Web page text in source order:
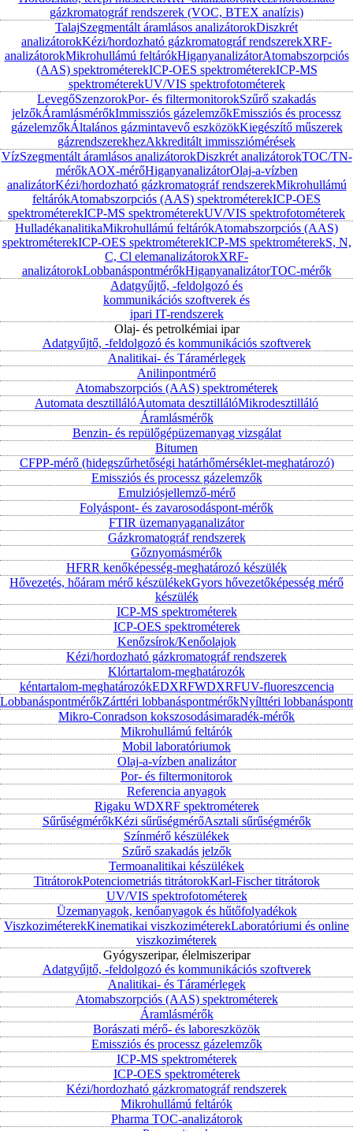
gázkromatográf rendszerek (VOC, BTEX analízis)
TalajSzegmentált áramlásos analizátorokDiszkrét
analizátorokKézi/hordozható gázkromatográf rendszerekXRF-
analizátorokMikrohullámú feltárókHiganyanalizátorAtomabszorpciós
(AAS) spektrométerekICP-OES spektrométerekICP-MS
spektrométerekUV/VIS spektrofotométerek
LevegőSzenzorokPor- és filtermonitorokSzűrő szakadás
jelzőkÁramlásmérőkImmissziós gázelemzőkEmissziós és processz
gázelemzőkÁltalános gázmintavevő eszközökKiegészítő műszerek
gázrendszerekhezAkkreditált immissziómérések
VízSzegmentált áramlásos analizátorokDiszkrét analizátorokTOC/TN-
mérőkAOX-mérőHiganyanalizátorOlaj-a-vízben
analizátorKézi/hordozható gázkromatográf rendszerekMikrohullámú
feltárókAtomabszorpciós (AAS) spektrométerekICP-OES
spektrométerekICP-MS spektrométerekUV/VIS spektrofotométerek
HulladékanalitikaMikrohullámú feltárókAtomabszorpciós (AAS)
spektrométerekICP-OES spektrométerekICP-MS spektrométerekS, N,
C, Cl elemanalizátorokXRF-
analizátorokLobbanáspontmérőkHiganyanalizátorTOC-mérők
Adatgyűjtő, -feldolgozó és
kommunikációs szoftverek és
ipari IT-rendszerek
Olaj- és petrolkémiai ipar
Adatgyűjtő, -feldolgozó és kommunikációs szoftverek
Analitikai- és Táramérlegek
Anilinpontmérő
Atomabszorpciós (AAS) spektrométerek
Automata desztillálóAutomata desztillálóMikrodesztilláló
Áramlásmérők
Benzin- és repülőgépüzemanyag vizsgálat
Bitumen
CFPP-mérő (hidegszűrhetőségi határhőmérséklet-meghatározó)
Emissziós és processz gázelemzők
Emulziósjellemző-mérő
Folyáspont- és zavarosodáspont-mérők
FTIR üzemanyaganalizátor
Gázkromatográf rendszerek
Gőznyomásmérők
HFRR kenőképesség-meghatározó készülék
Hővezetés, hőáram mérő készülékekGyors hővezetőképesség mérő
készülék
ICP-MS spektrométerek
ICP-OES spektrométerek
Kenőzsírok/Kenőolajok
Kézi/hordozható gázkromatográf rendszerek
Klórtartalom-meghatározók
kéntartalom-meghatározókEDXRFWDXRFUV-fluoreszcencia
LobbanáspontmérőkZárttéri lobbanáspontmérőkNyílttéri
Mikro-Conradson kokszosodásimaradék-mérők
Mikrohullámú feltárók
Mobil laboratóriumok
Olaj-a-vízben analizátor
Por- és filtermonitorok
Referencia anyagok
Rigaku WDXRF spektrométerek
SűrűségmérőkKézi sűrűségmérőAsztali sűrűségmérők
Színmérő készülékek
Szűrő szakadás jelzők
Termoanalitikai készülékek
TitrátorokPotenciometriás titrátorokKarl-Fischer titrátorok
UV/VIS spektrofotométerek
Üzemanyagok, kenőanyagok és hűtőfolyadékok
ViszkoziméterekKinematikai viszkoziméterekLaboratóriumi és online
viszkoziméterek
Gyógyszeripar, élelmiszeripar
Adatgyűjtő, -feldolgozó és kommunikációs szoftverek
Analitikai- és Táramérlegek
Atomabszorpciós (AAS) spektrométerek
Áramlásmérők
Borászati mérő- és laboreszközök
Emissziós és processz gázelemzők
ICP-MS spektrométerek
ICP-OES spektrométerek
Kézi/hordozható gázkromatográf rendszerek
Mikrohullámú feltárók
Pharma TOC-analizátorok